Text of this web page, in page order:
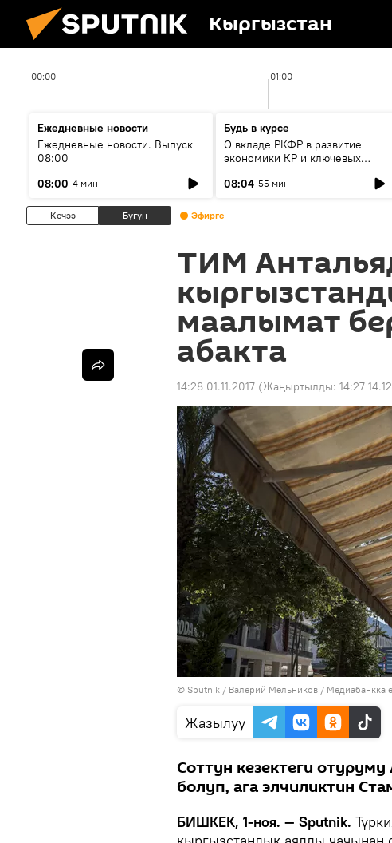
Кыргызстан
00:00 01:00
Ежедневные новости
Ежедневные новости. Выпуск
08:00
08:00 4 мин
Будь в курсе
О вкладе РКФР в развитие
экономики КР и ключевых
08:04 55 мин
Кечээ Бүгүн Эфирге
ТИМ
маалымат
абакта
14:28 01.11.2017 (Жаңыртылды: 14:27
© Sputnik / Валерий Мельников / Медиабанкка
Жазылуу
Соттун кезектеги
болуп, ага элчиликтин
БИШКЕК, 1-ноя. — Sputnik.